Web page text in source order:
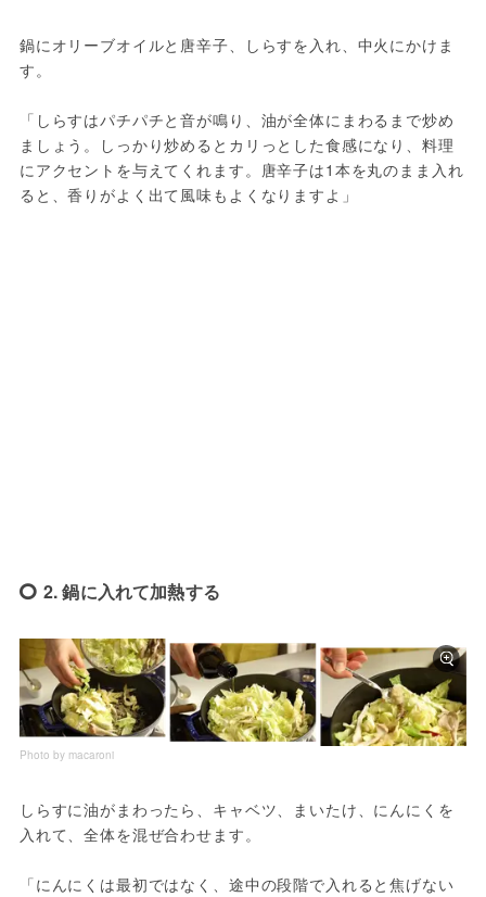
鍋にオリーブオイルと唐辛子、しらすを入れ、中火にかけま
す。
「しらすはパチパチと音が鳴り、油が全体にまわるまで炒め
ましょう。しっかり炒めるとカリっとした食感になり、料理
にアクセントを与えてくれます。唐辛子は1本を丸のまま入れ
ると、香りがよく出て風味もよくなりますよ」
2. 鍋に入れて加熱する
Photo by macaroni
しらすに油がまわったら、キャベツ、まいたけ、にんにくを
入れて、全体を混ぜ合わせます。
「にんにくは最初ではなく、途中の段階で入れると焦げない